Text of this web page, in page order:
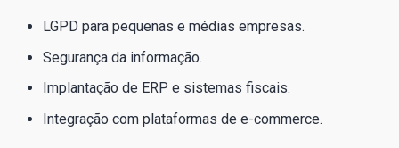
LGPD para pequenas e médias empresas.
Segurança da informação.
Implantação de ERP e sistemas fiscais.
Integração com plataformas de e-commerce.